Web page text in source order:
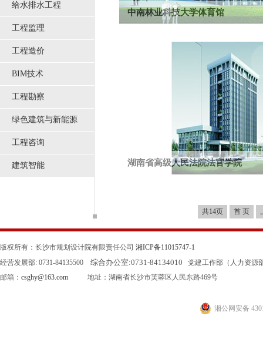
给水排水工程
工程监理
工程造价
BIM技术
工程勘察
绿色建筑与新能源
工程咨询
建筑智能
中南林业科技大学体育馆
湖南省高级人民法院法官学院
共14页 首 页
版权所有：长沙市规划设计院有限责任公司 湘ICP备11015747-1
经营发展部: 0731-84135500 综合办公室:0731-84134010
党建工作部（人力资源
邮箱： csghy@163.com 地址：湖南省长沙市芙蓉区人民东路469号
湘公网安备